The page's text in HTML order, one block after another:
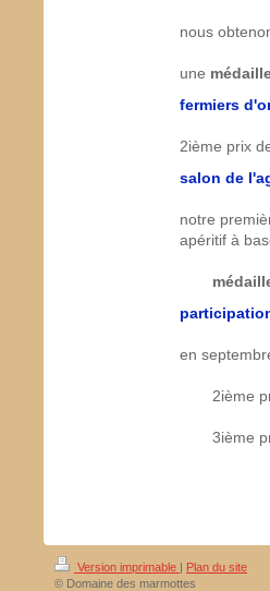
nous
une
fermiers
2ième prix
salon de
notre
apéritif à
en
2ième
3ième
Version imprimable | Plan du site
© Domaine des marmottes